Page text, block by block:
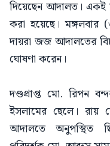
দিয়েছেন আদালত। একই
করা হয়েছে। মঙ্গলবার
দায়রা জজ আদালতের
ঘোষণা করেন।
দণ্ডপ্রাপ্ত মো. রিপন
ইসলামের ছেলে। রায়
আদালতে অনুপস্থিত